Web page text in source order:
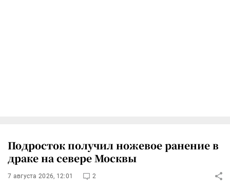
Подросток получил ножевое ранение в
драке на севере Москвы
7 августа 2026, 12:01 2